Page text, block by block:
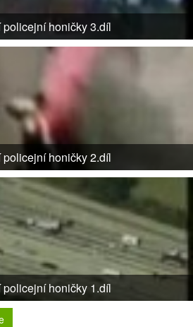
honičky 3.díl
honičky 2.díl
honičky 1.díl